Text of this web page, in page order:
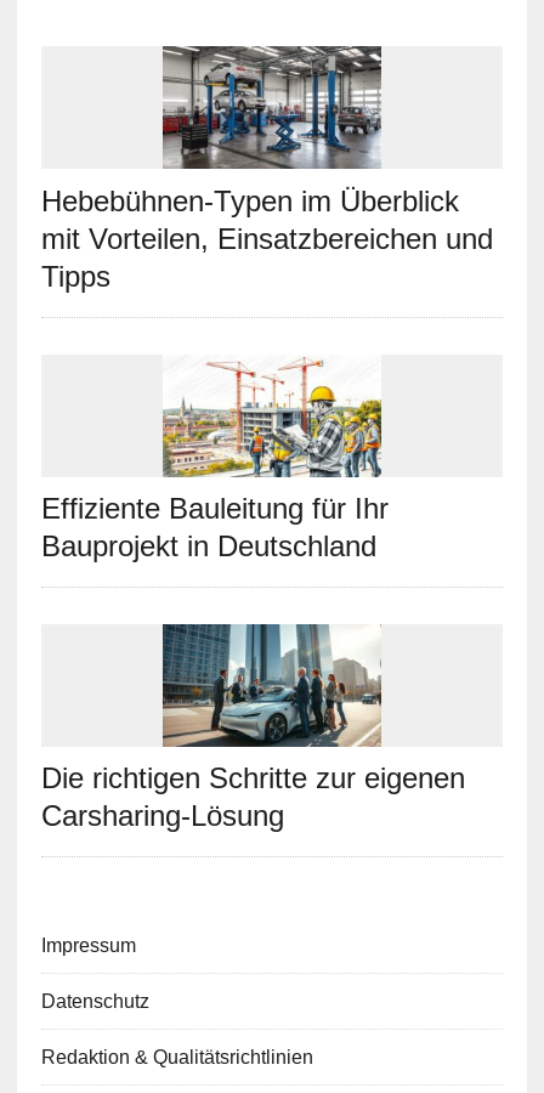
Hebebühnen-Typen im Überblick
mit Vorteilen, Einsatzbereichen und
Tipps
Effiziente Bauleitung für Ihr
Bauprojekt in Deutschland
Die richtigen Schritte zur eigenen
Carsharing-Lösung
Impressum
Datenschutz
Redaktion & Qualitätsrichtlinien